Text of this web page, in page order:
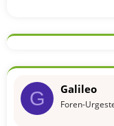
G Galileo
Foren-